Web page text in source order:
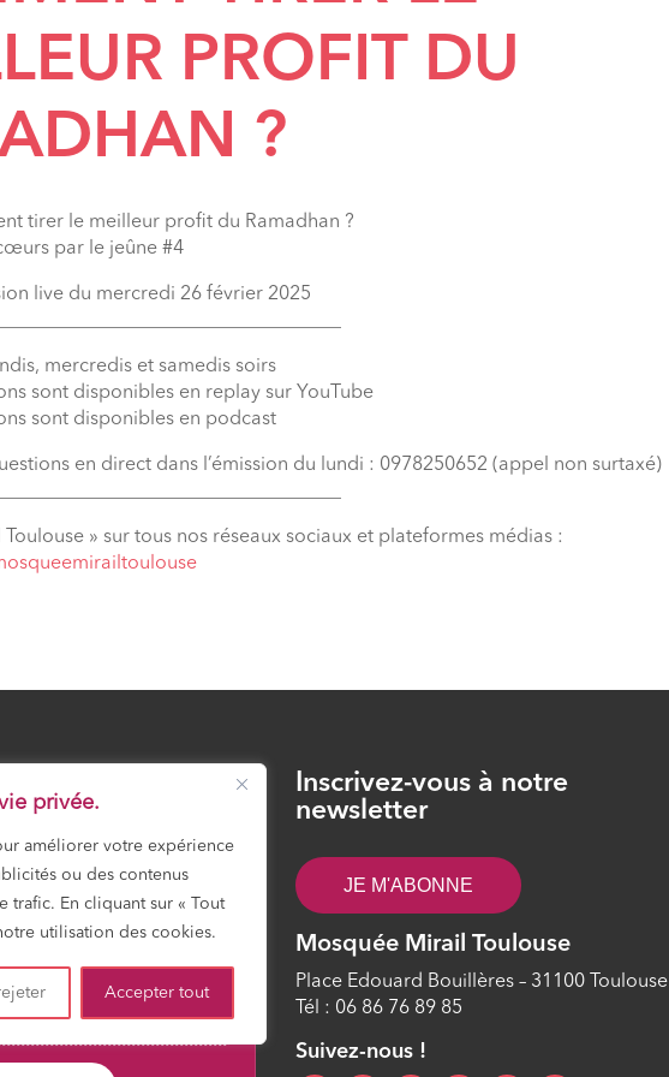
privée.
améliorer votre expérience
ou des contenus
trafic. En cliquant sur « Tout
utilisation des cookies.
Accepter tout
PROFIT DU
?
tirer le meilleur profit du Ramadhan ?
par le jeûne #4
live du mercredi 26 février 2025
mercredis et samedis soirs
sont disponibles en replay sur YouTube
sont disponibles en podcast
en direct dans l’émission du lundi : 0978250652 (appel non surtaxé)
» sur tous nos réseaux sociaux et plateformes médias :
JEUDI 6 AOÛT 2026
:Asr
Dohr
Maghrib
Icha
Inscrivez-vous à notre
newsletter
JE M'ABONNE
Mosquée Mirail Toulouse
Place Edouard Bouillères – 31100 Toulouse
Tél : 06 86 76 89 85
Suivez-nous !